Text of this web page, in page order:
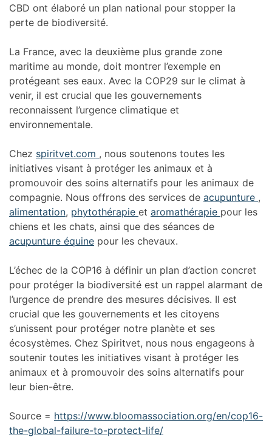
CBD ont élaboré un plan national pour stopper la
perte de biodiversité.
La France, avec la deuxième plus grande zone
maritime au monde, doit montrer l’exemple en
protégeant ses eaux. Avec la COP29 sur le climat à
venir, il est crucial que les gouvernements
reconnaissent l’urgence climatique et
environnementale.
Chez spiritvet.com , nous soutenons toutes les
initiatives visant à protéger les animaux et à
promouvoir des soins alternatifs pour les animaux de
compagnie. Nous offrons des services de acupunture ,
alimentation, phytothérapie et aromathérapie pour les
chiens et les chats, ainsi que des séances de
acupunture équine pour les chevaux.
L’échec de la COP16 à définir un plan d’action concret
pour protéger la biodiversité est un rappel alarmant de
l’urgence de prendre des mesures décisives. Il est
crucial que les gouvernements et les citoyens
s’unissent pour protéger notre planète et ses
écosystèmes. Chez Spiritvet, nous nous engageons à
soutenir toutes les initiatives visant à protéger les
animaux et à promouvoir des soins alternatifs pour
leur bien-être.
Source = https://www.bloomassociation.org/en/cop16-
the-global-failure-to-protect-life/